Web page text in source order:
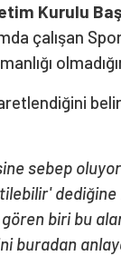
Kurulu
çalışan
sebep
dediğine
biri bu
buradan